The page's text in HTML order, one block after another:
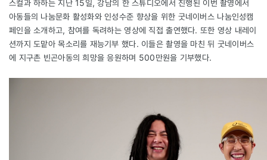
스컬과 하하는 지난 15일, 강남의 한 스튜디오에서 진행된 이번 촬영에서
아동들의 나눔문화 활성화와 인성수준 향상을 위한 굿네이버스 나눔인성캠
페인을 소개하고, 참여를 독려하는 영상에 직접 출연했다. 또한 영상 내레이
션까지 도맡아 목소리를 재능기부 했다. 이들은 촬영을 마친 뒤 굿네이버스
에 지구촌 빈곤아동의 희망을 응원하며 500만원을 기부했다.